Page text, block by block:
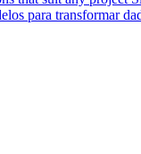
para transformar